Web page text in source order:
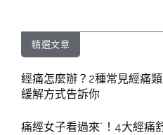
精選文章
經痛怎麼辦？2種常見經痛
緩解方式告訴你
痛經女子看過來˙！4大經痛